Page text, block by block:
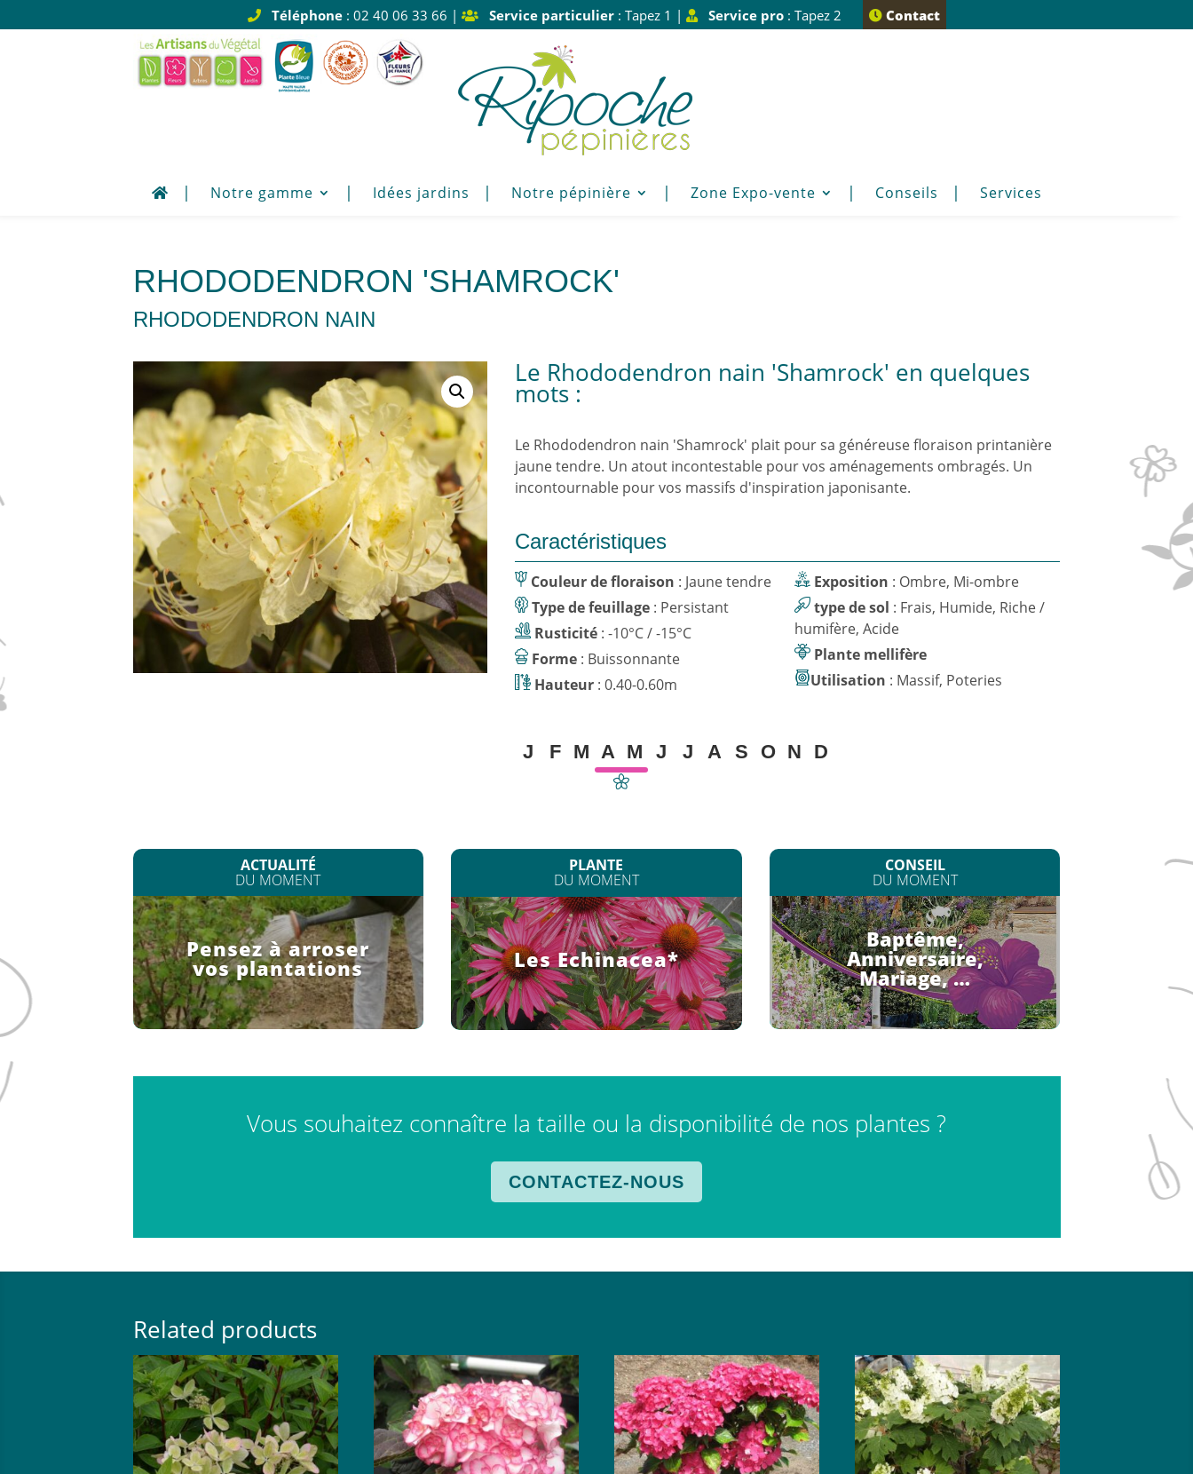
Téléphone: 02 40 06 33 66 | Service particulier: Tapez 1 | Service pro: Tapez 2 Contact
Notre gamme Idées jardins Notre pépinière Zone Expo-vente Conseils Services
RHODODENDRON 'SHAMROCK'
RHODODENDRON NAIN
Le Rhododendron nain 'Shamrock' en quelques
mots :
Le Rhododendron nain 'Shamrock' plait pour sa généreuse floraison printanière
jaune tendre. Un atout incontestable pour vos aménagements ombragés. Un
incontournable pour vos massifs d'inspiration japonisante.
Caractéristiques
Couleur de floraison
: Jaune tendre
Type de feuillage : Persistant
Rusticité : -10°C / -15°C
Forme : Buissonnante
Hauteur : 0.40-0.60m
Exposition
: Ombre, Mi-ombre
type de sol : Frais, Humide, Riche /
humifère, Acide
Plante mellifère
Utilisation
: Massif, Poteries
J F M A M J J A S O N D
ACTUALITÉ
DU MOMENT
Pensez à arroser
vos plantations
PLANTE
DU MOMENT
Les Echinacea*
CONSEIL
DU MOMENT
Baptême,
Anniversaire,
Mariage, …
Vous souhaitez connaître la taille ou la disponibilité de nos plantes ?
CONTACTEZ-NOUS
Related products